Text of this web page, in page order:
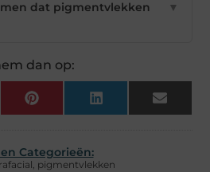
dat pigmentvlekken
▼
dan op:
Pinterest LinkedIn Email
Categorieën:
, pigmentvlekken